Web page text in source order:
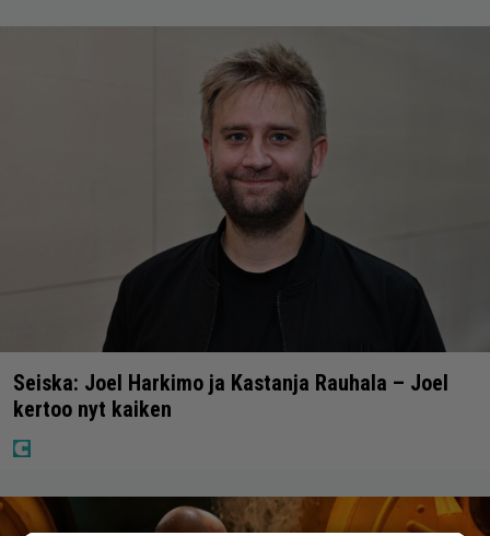
Seiska: Joel Harkimo ja Kastanja Rauhala – Joel
kertoo nyt kaiken